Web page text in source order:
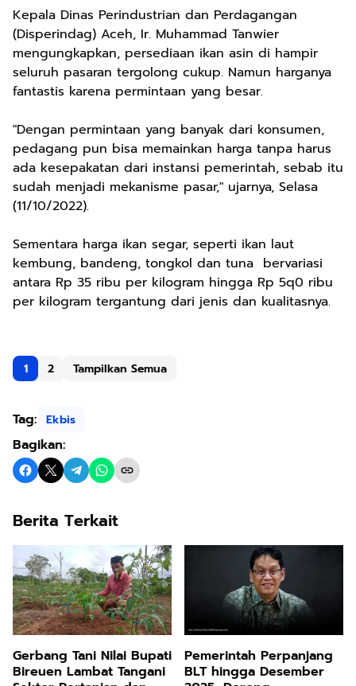
Kepala Dinas Perindustrian dan Perdagangan
(Disperindag) Aceh, Ir. Muhammad Tanwier
mengungkapkan, persediaan ikan asin di hampir
seluruh pasaran tergolong cukup. Namun harganya
fantastis karena permintaan yang besar.
"Dengan permintaan yang banyak dari konsumen,
pedagang pun bisa memainkan harga tanpa harus
ada kesepakatan dari instansi pemerintah, sebab itu
sudah menjadi mekanisme pasar," ujarnya, Selasa
(11/10/2022).
Sementara harga ikan segar, seperti ikan laut
kembung, bandeng, tongkol dan tuna bervariasi
antara Rp 35 ribu per kilogram hingga Rp 5q0 ribu
per kilogram tergantung dari jenis dan kualitasnya.
1 2 Tampilkan Semua
Tag: Ekbis
Bagikan:
Berita Terkait
Gerbang Tani Nilai Bupati
Bireuen Lambat Tangani
Pemerintah Perpanjang
BLT hingga Desember